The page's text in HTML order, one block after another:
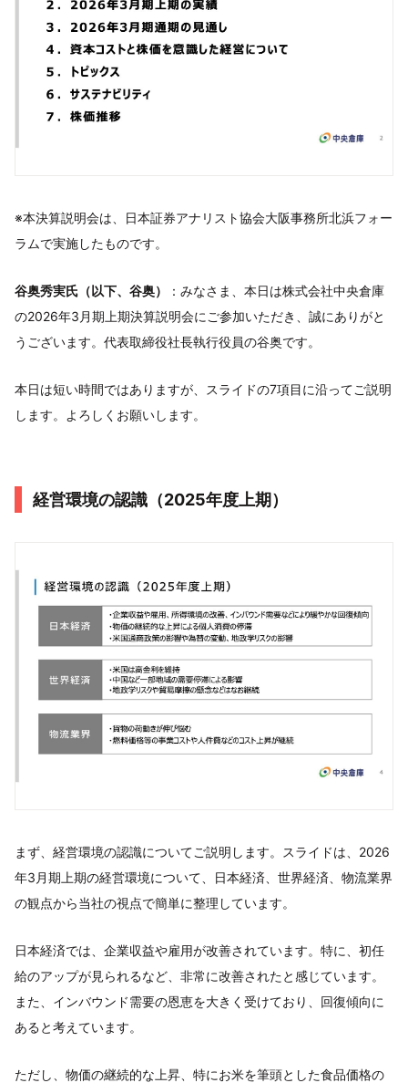
※本決算説明会は、日本証券アナリスト協会大阪事務所北浜フォー
ラムで実施したものです。
谷奥秀実氏（以下、谷奥）
：みなさま、本日は株式会社中央倉庫
の2026年3月期上期決算説明会にご参加いただき、誠にありがと
うございます。代表取締役社長執行役員の谷奥です。
本日は短い時間ではありますが、スライドの7項目に沿ってご説明
します。よろしくお願いします。
経営環境の認識（2025年度上期）
まず、経営環境の認識についてご説明します。スライドは、2026
年3月期上期の経営環境について、日本経済、世界経済、物流業界
の観点から当社の視点で簡単に整理しています。
日本経済では、企業収益や雇用が改善されています。特に、初任
給のアップが見られるなど、非常に改善されたと感じています。
また、インバウンド需要の恩恵を大きく受けており、回復傾向に
あると考えています。
ただし、物価の継続的な上昇、特にお米を筆頭とした食品価格の